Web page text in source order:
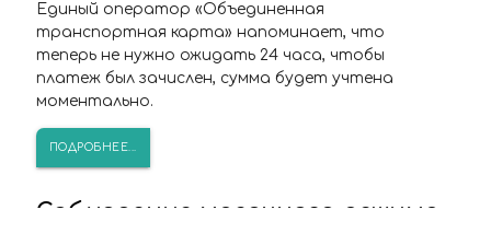
Единый оператор «Объединенная
транспортная карта» напоминает, что
теперь не нужно ожидать 24 часа, чтобы
платеж был зачислен, сумма будет учтена
моментально.
ПОДРОБНЕЕ...
Соблюдение масочного режима